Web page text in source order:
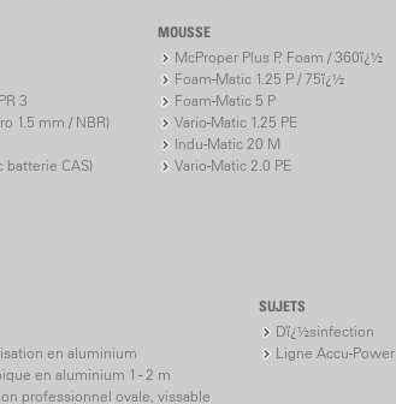
3
1.5 mm / NBR)
batterie CAS)
MOUSSE
McProper Plus P, Foam / 360ï¿½
Foam-Matic 1.25 P / 75ï¿½
Foam-Matic 5 P
Vario-Matic 1.25 PE
Indu-Matic 20 M
Vario-Matic 2.0 PE
en aluminium
en aluminium 1 - 2 m
professionnel ovale, vissable
SUJETS
Dï¿½sinfection
Ligne Accu-Power